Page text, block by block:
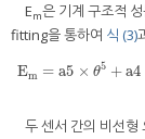
Em은 기계 구조적
fitting을 통하여 식 (3)
Em = a5 × θ5 +a4
Em=a 5×θ5
두 센서 간의 비선형